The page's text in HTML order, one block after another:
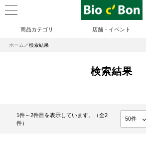
商品カテゴリ 店舗・イベント
ホーム 検索結果
検索結果
1件～2件目を表示しています。（全2
件）